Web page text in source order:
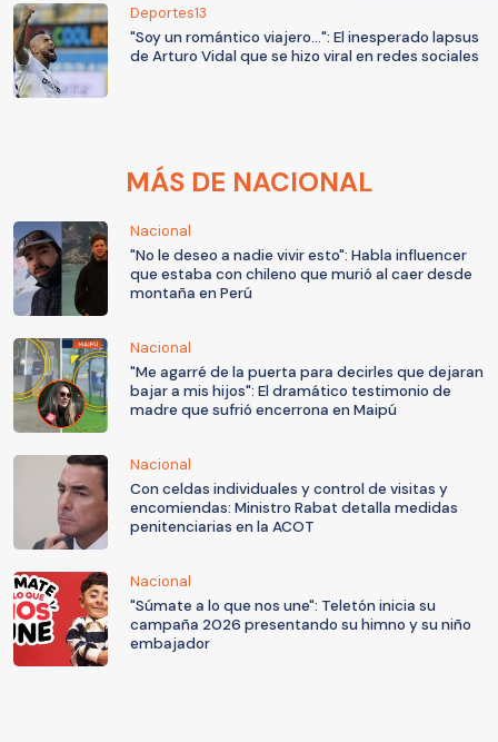
Deportes13
"Soy un romántico viajero...": El inesperado lapsus
de Arturo Vidal que se hizo viral en redes sociales
MÁS DE NACIONAL
Nacional
"No le deseo a nadie vivir esto": Habla influencer
que estaba con chileno que murió al caer desde
montaña en Perú
Nacional
"Me agarré de la puerta para decirles que dejaran
bajar a mis hijos": El dramático testimonio de
madre que sufrió encerrona en Maipú
Nacional
Con celdas individuales y control de visitas y
encomiendas: Ministro Rabat detalla medidas
penitenciarias en la ACOT
Nacional
"Súmate a lo que nos une": Teletón inicia su
campaña 2026 presentando su himno y su niño
embajador